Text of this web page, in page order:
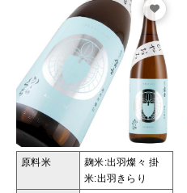
原料米 麹米:出羽燦々 掛
米:出羽きらり